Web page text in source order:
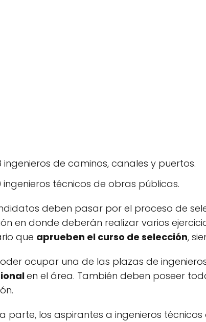
ingenieros de caminos, canales y puertos.
ingenieros técnicos de obras públicas.
deben pasar por el proceso de
en donde deberán realizar varios
que aprueben el curso de selección,
ocupar una de las plazas de
en el área. También deben poseer
parte, los aspirantes a ingenieros